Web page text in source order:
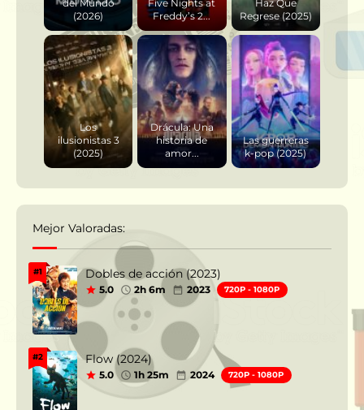
del Mundo
(2026)
Five Nights at
Freddy’s 2...
Haz Que
Regrese (2025)
Los
ilusionistas 3
(2025)
Drácula: Una
historia de
amor...
Las guerreras
k-pop (2025)
Mejor Valoradas:
#1 Dobles de acción (2023)
5.0 2h 6m 2023 720P - 1080P
#2 Flow (2024)
5.0 1h 25m 2024 720P - 1080P